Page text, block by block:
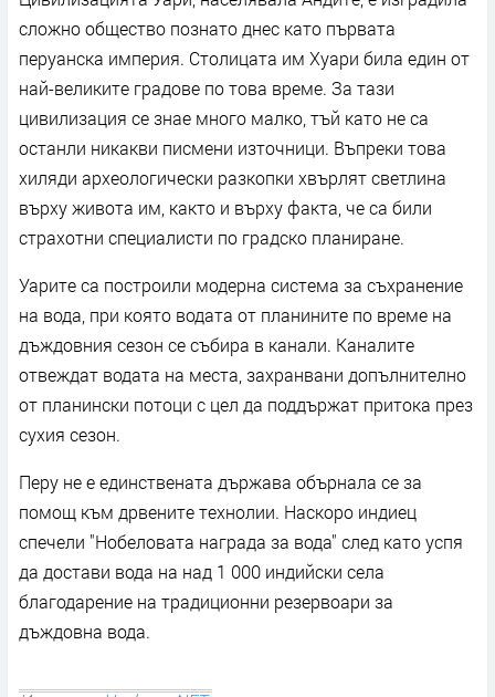
сложно общество познато днес като първата
перуанска империя. Столицата им Хуари била един от
най-великите градове по това време. За тази
цивилизация се знае много малко, тъй като не са
останли никакви писмени източници. Въпреки това
хиляди археологически разкопки хвърлят светлина
върху живота им, както и върху факта, че са били
страхотни специалисти по градско планиране.
Уарите са построили модерна система за съхранение
на вода, при която водата от планините по време на
дъждовния сезон се събира в канали. Каналите
отвеждат водата на места, захранвани допълнително
от планински потоци с цел да поддържат притока през
сухия сезон.
Перу не е единствената държава обърнала се за
помощ към дрвените технолии. Наскоро индиец
спечели "Нобеловата награда за вода" след като успя
да достави вода на над 1 000 индийски села
благодарение на традиционни резервоари за
дъждовна вода.